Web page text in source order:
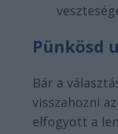
Pünkösd
Bár a
visszahozni
elfogyott a